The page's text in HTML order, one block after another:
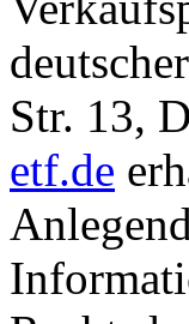
Str. 13,
etf.de